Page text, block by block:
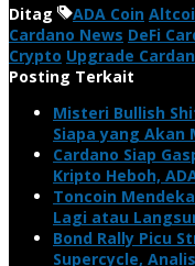
Ditag ADA Coin
Cardano News DeFi
Crypto Upgrade
Posting Terkait
Misteri Bullish
Siapa yang Akan
Cardano Siap
Kripto Heboh,
Toncoin
Lagi atau
Bond Rally Picu
Supercycle,